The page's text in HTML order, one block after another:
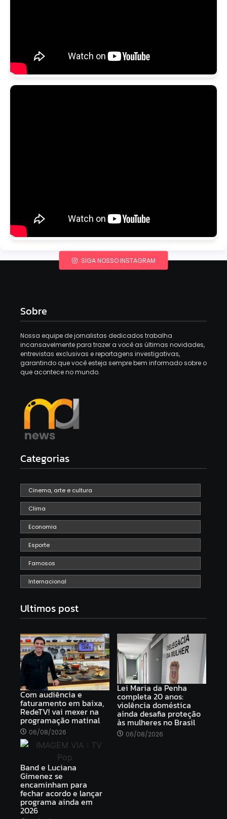
SIGA NOSSO INSTAGRAM
Sobre
Nossa equipe de jornalistas dedicados trabalha
incansavelmente para trazer a você as últimas novidades,
entrevistas exclusivas e reportagens investigativas,
garantindo que você esteja sempre bem informado sobre o
que acontece no mundo.
Categorias
Cinema, arte e cultura
Clima
Economia
Esporte
Famosos
Internacional
Ultimos post
Com audiência e
faturamento em baixa,
RedeTV! vai mexer na
programação matinal
06/08/2026
Lei Maria da Penha
completa 20 anos:
violência doméstica
ainda desafia proteção
às mulheres no Brasil
06/08/2026
Band e Luciana
Gimenez se
encaminham para
fechar acordo e lançar
programa ainda em
2026